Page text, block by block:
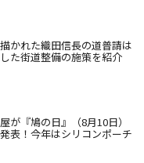
かれた織田信長の道普請は
た街道整備の施策を紹介
が『鳩の日』（8月10日）
表！今年はシリコンポーチ